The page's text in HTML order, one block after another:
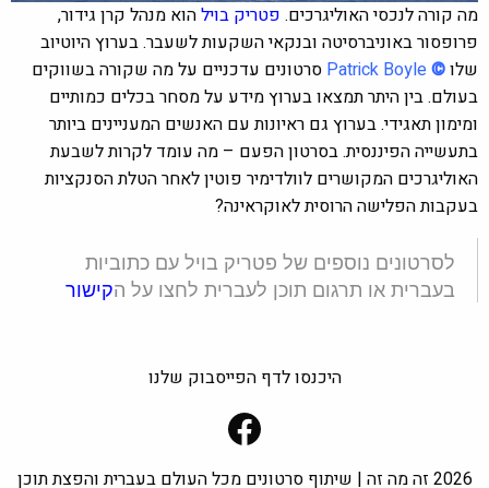
מה קורה לנכסי האוליגרכים.פטריק בוילהוא מנהל קרן גידור,
פרופסור באוניברסיטה ובנקאי השקעות לשעבר. בערוץ היוטיוב
שלו©
Patrick Boyleסרטונים עדכניים על מה שקורה בשווקים
בעולם. בין היתר תמצאו בערוץ מידע על מסחר בכלים כמותיים
ומימון תאגידי. בערוץ גם ראיונות עם האנשים המעניינים ביותר
בתעשייה הפיננסית. בסרטון הפעם –מה עומד לקרות לשבעת
האוליגרכים המקושרים לוולדימיר פוטין לאחר הטלת הסנקציות
בעקבות הפלישה הרוסית לאוקראינה?
לסרטונים נוספים של פטריק בויל עם כתוביות
בעברית או תרגום תוכן לעברית לחצו על ה קישור
היכנסו לדף הפייסבוק שלנו
Facebook
2026 זה מה זה | שיתוף סרטונים מכל העולם בעברית והפצת תוכן